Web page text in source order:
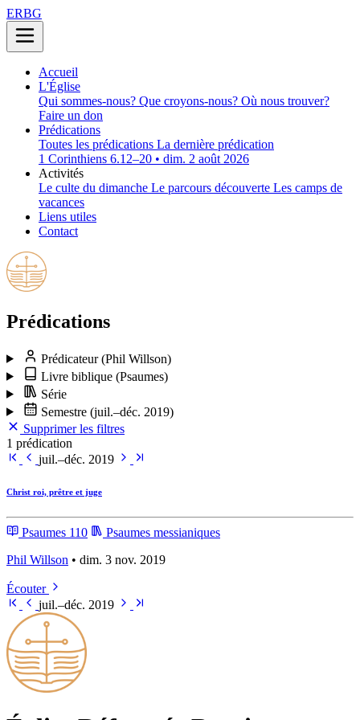
ERBG
Accueil
L'Église
Qui sommes-nous? Que croyons-nous? Où nous trouver?
Faire un don
Prédications
Toutes les prédications La dernière prédication
1 Corinthiens 6.12–20 • dim. 2 août 2026
Activités
Le culte du dimanche Le parcours découverte Les camps de
vacances
Liens utiles
Contact
Prédications
Prédicateur(Phil Willson)
Livre biblique (Psaumes)
Série
Semestre (juil.–déc. 2019)
Supprimer les filtres
1 prédication
juil.–déc. 2019
Christ roi, prêtre et juge
Psaumes 110
Psaumes messianiques
Phil Willson • dim. 3 nov. 2019
Écouter
juil.–déc. 2019